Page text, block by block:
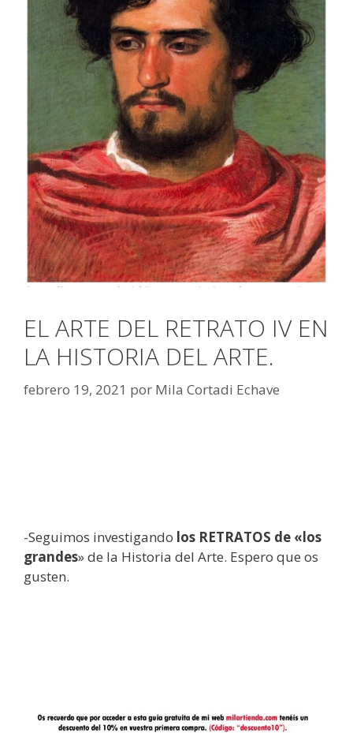
EL ARTE DEL RETRATO IV EN
LA HISTORIA DEL ARTE.
febrero 19, 2021 por Mila Cortadi Echave
-Seguimos investigando los RETRATOS de «los
grandes» de la Historia del Arte. Espero que os
gusten.